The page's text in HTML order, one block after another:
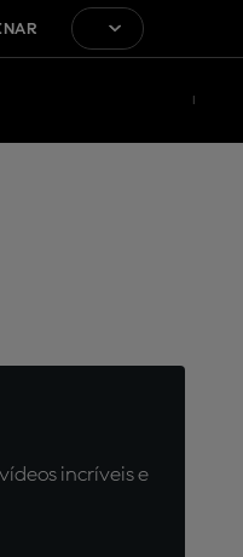
incríveis e